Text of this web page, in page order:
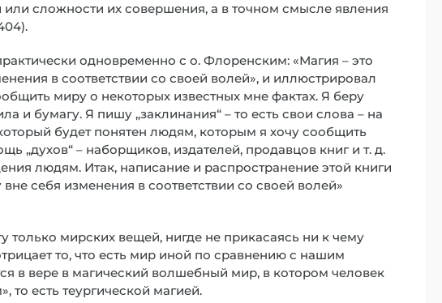
сложности их совершения, а в точном смысле явления
одновременно с о. Флоренским: «Магия – это
в соответствии со своей волей», и иллюстрировал
миру о некоторых известных мне фактах. Я беру
и бумагу. Я пишу „заклинания“ – то есть свои слова – на
будет понятен людям, которым я хочу сообщить
„духов“ – наборщиков, издателей, продавцов книг и т. д.
людям. Итак, написание и распространение этой книги
себя изменения в соответствии со своей волей»
только мирских вещей, нигде не прикасаясь ни к чему
то, что есть мир иной по сравнению с нашим
в вере в магический волшебный мир, в котором человек
есть теургической магией.